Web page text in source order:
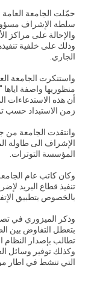
حمّلت الجامعة العامة
سلطة الإشراف
والإحالة على مراكز
الجاري.
واستنكرت الجامعة
منظوريها واصفة اياها
أن هذه الاستدعاءات
زمن الاستبداد حسب
وانتقدت الجامعة من
الإشراف الى طاولة
المؤسسة التوترات.
وكان كاتب عام
بالخصوص بتطبيق
وذكر الميزوري في
بتعطل التفاوض بين
تطالب بإصدار
وكذلك توفير وسائل
التي تنشط في اطار